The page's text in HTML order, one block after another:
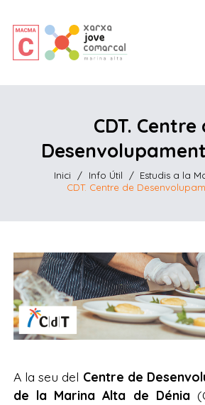
CDT. Centre
Inici / Info Útil / Estudis a la
CDT. Centre de
A la seu del Centre de
de la Marina Alta de Dénia